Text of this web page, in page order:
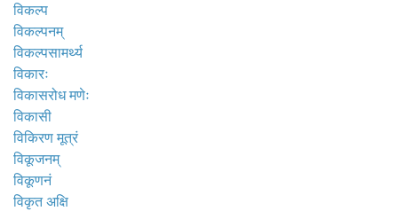
विकल्प
विकल्पनम्
विकल्पसामर्थ्य
विकारः
विकासरोध मणेः
विकासी
विकिरण मूत्रं
विकूजनम्
विकूणनं
विकृत अक्षि